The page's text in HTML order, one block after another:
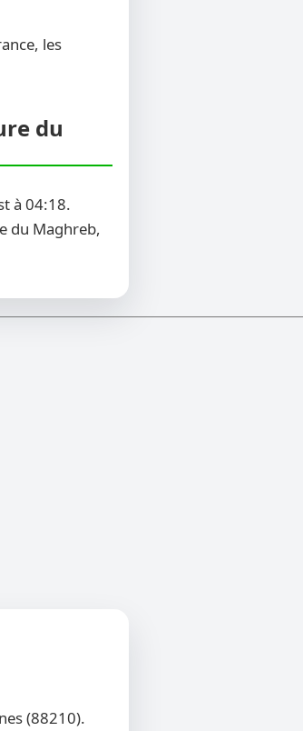
les
du
à 04:18.
du Maghreb,
(88210).